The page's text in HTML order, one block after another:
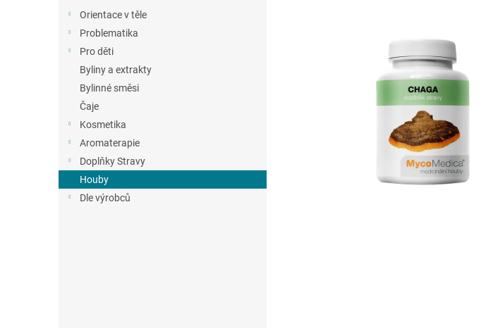
Orientace v těle
Problematika
Pro děti
Byliny a extrakty
Bylinné směsi
Čaje
Kosmetika
Aromaterapie
Doplňky Stravy
Houby
Dle výrobců